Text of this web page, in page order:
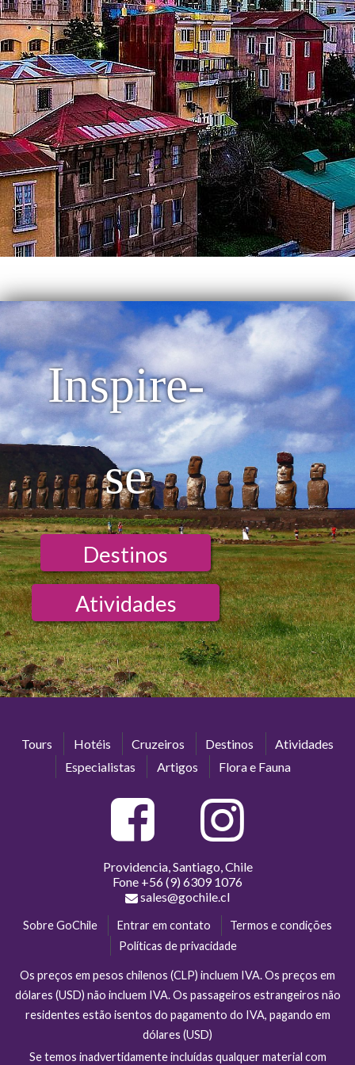
Inspire-
se
Destinos
Atividades
Tours Hotéis Cruzeiros Destinos
Atividades
Especialistas
Artigos Flora e Fauna
Providencia, Santiago, Chile
Fone +56 (9) 6309 1076
sales@gochile.cl
Sobre GoChile Entrar em contato
Termos e condições
Políticas de privacidade
Os preços em pesos chilenos (CLP) incluem IVA. Os preços em
dólares (USD) não incluem IVA. Os passageiros estrangeiros não
residentes estão isentos do pagamento do IVA, pagando em
dólares (USD)
Se temos inadvertidamente incluídas qualquer material com